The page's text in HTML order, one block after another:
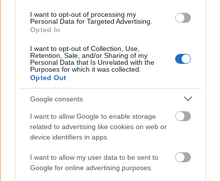
I want to opt-out of processing my
Personal Data for Targeted Advertising.
Opted In
I want to opt-out of Collection, Use,
Retention, Sale, and/or Sharing of my
Personal Data that Is Unrelated with the
Purposes for which it was collected.
Opted Out
Google consents
I want to allow Google to enable storage
related to advertising like cookies on web or
device identifiers in apps.
I want to allow my user data to be sent to
Google for online advertising purposes.
A zeneipar az utóbbi évtizedben nagyon